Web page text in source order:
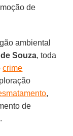
de
ambiental
Souza, toda
crime
,
de